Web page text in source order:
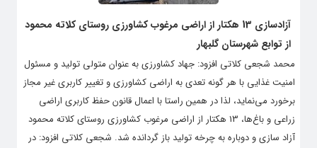
آزادسازی 13 هکتار از اراضی مرغوب کشاورزی روستای کلاته محمود
از توابع شهرستان گلبهار
محمد شجعی کلاتی افزود: جهاد کشاورزی به عنوان متولی تولید و مسئول
امنیت غذایی با هر گونه تعدی به اراضی کشاورزی و تغییر کاربری غیر مجاز
برخورد می‌نماید، لذا در همین راستا با اعمال قانون حفظ کاربری اراضی
زراعی و باغ‌ها، 13 هکتار از اراضی مرغوب کشاورزی روستای کلاته محمود
آزاد سازی و دوباره به چرخه تولید باز گردانده شد. شجعی کلاتی افزود: در